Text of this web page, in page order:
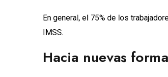
En general, el 75% de los
IMSS.
Hacia nuevas